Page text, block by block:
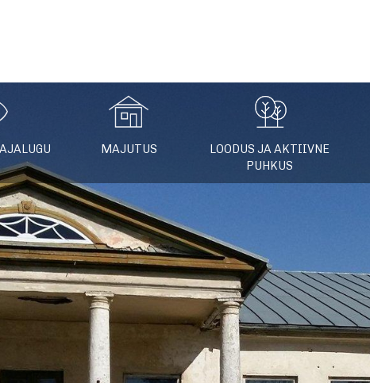
MAJUTUS
LOODUS JA AKTIIVNE
PUHKUS